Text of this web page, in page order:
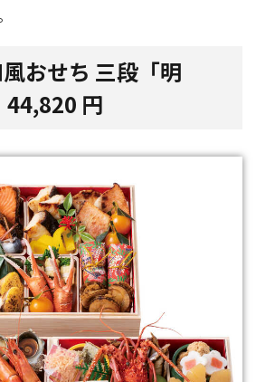
おせち 三段「明
44,820 円